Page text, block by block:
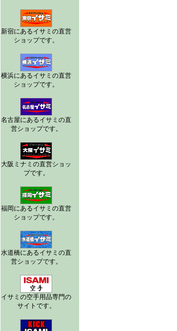
新宿にあるイサミの直営
ショップです。
横浜にあるイサミの直営
ショップです。
名古屋にあるイサミの直
営ショップです。
大阪ミナミの直営ショッ
プです。
福岡にあるイサミの直営
ショップです。
水道橋にあるイサミの直
営ショップです。
イサミの空手用品専門の
サイトです。